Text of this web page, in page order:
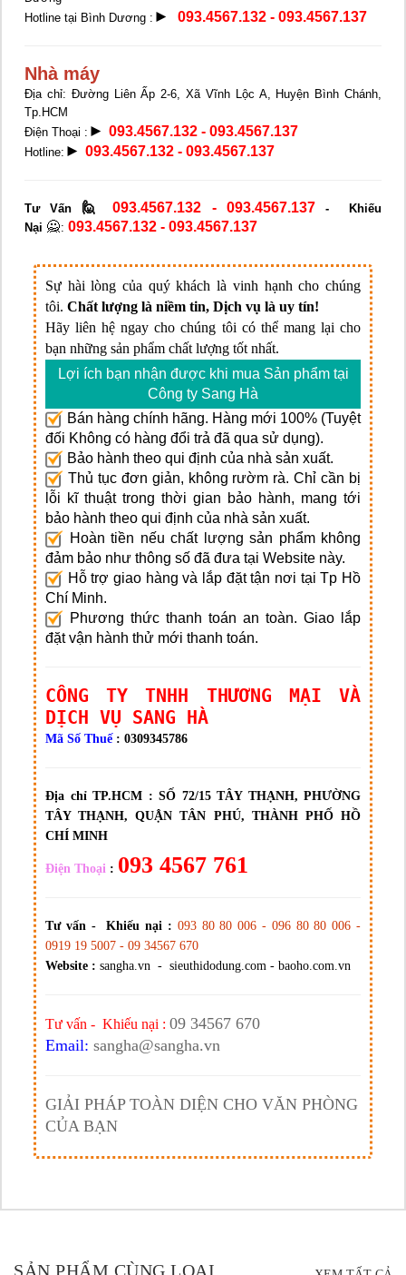
Hotline tại Bình Dương : ► 093.4567.132 - 093.4567.137
Nhà máy
Địa chỉ: Đường Liên Ấp 2-6, Xã Vĩnh Lộc A, Huyện Bình Chánh,
Tp.HCM
Điện Thoại : ► 093.4567.132 - 093.4567.137
Hotline: ► 093.4567.132 - 093.4567.137
Tư Vấn 🙋 093.4567.132 - 093.4567.137 - Khiếu
Nại 🙅: 093.4567.132 - 093.4567.137
Sự hài lòng của quý khách là vinh hạnh cho chúng
tôi. Chất lượng là niềm tin, Dịch vụ là uy tín!
Hãy liên hệ ngay cho chúng tôi có thể mang lại cho
bạn những sản phẩm chất lượng tốt nhất.
Lợi ích bạn nhận được khi mua Sản phẩm tại
Công ty Sang Hà
Bán hàng chính hãng. Hàng mới 100% (Tuyệt
đối Không có hàng đổi trả đã qua sử dụng).
Bảo hành theo qui định của nhà sản xuất.
Thủ tục đơn giản, không rườm rà. Chỉ cần bị
lỗi kĩ thuật trong thời gian bảo hành, mang tới
bảo hành theo qui định của nhà sản xuất.
Hoàn tiền nếu chất lượng sản phẩm không
đảm bảo như thông số đã đưa tại Website này.
Hỗ trợ giao hàng và lắp đặt tận nơi tại Tp Hồ
Chí Minh.
Phương thức thanh toán an toàn. Giao lắp
đặt vận hành thử mới thanh toán.
CÔNG TY TNHH THƯƠNG MẠI VÀ
DỊCH VỤ SANG HÀ
Mã Số Thuế : 0309345786
Địa chỉ TP.HCM : SỐ 72/15 TÂY THẠNH, PHƯỜNG
TÂY THẠNH, QUẬN TÂN PHÚ, THÀNH PHỐ HỒ
CHÍ MINH
Điện Thoại : 093 4567 761
Tư vấn - Khiếu nại : 093 80 80 006 - 096 80 80 006 -
0919 19 5007 - 09 34567 670
Website : sangha.vn - sieuthidodung.com - baoho.com.vn
Tư vấn - Khiếu nại : 09 34567 670
Email: sangha@sangha.vn
GIẢI PHÁP TOÀN DIỆN CHO VĂN PHÒNG
CỦA BẠN
SẢN PHẨM CÙNG LOẠI